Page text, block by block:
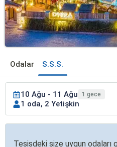
Odalar S.S.S.
10 Ağu - 11 Ağu 1 gece
1 oda, 2 Yetişkin
Tesisdeki size uygun odaları